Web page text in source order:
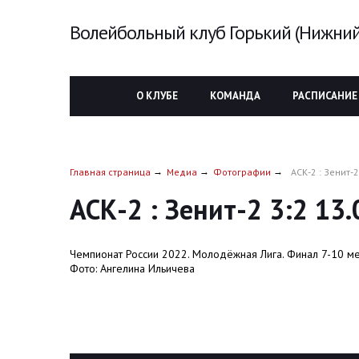
Волейбольный клуб Горький
О КЛУБЕ КОМАНДА
Главная страница Медиа Фотографии АСК-2 : Зенит-
АСК-2 : Зенит-2 3:2
Чемпионат России 2022. Молодёжная Лига. Финал 7-10
Фото: Ангелина Ильичева